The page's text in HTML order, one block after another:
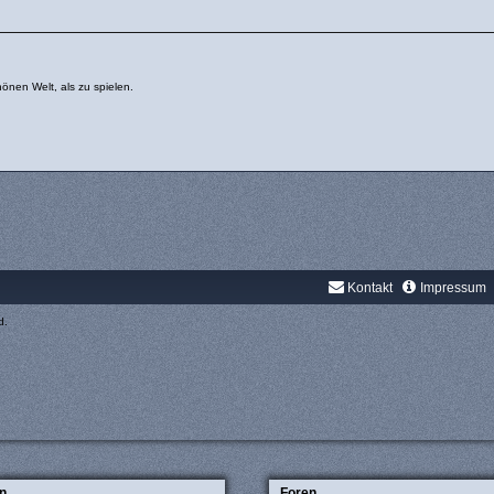
Welt, als zu spielen.
Impressum
Kontakt